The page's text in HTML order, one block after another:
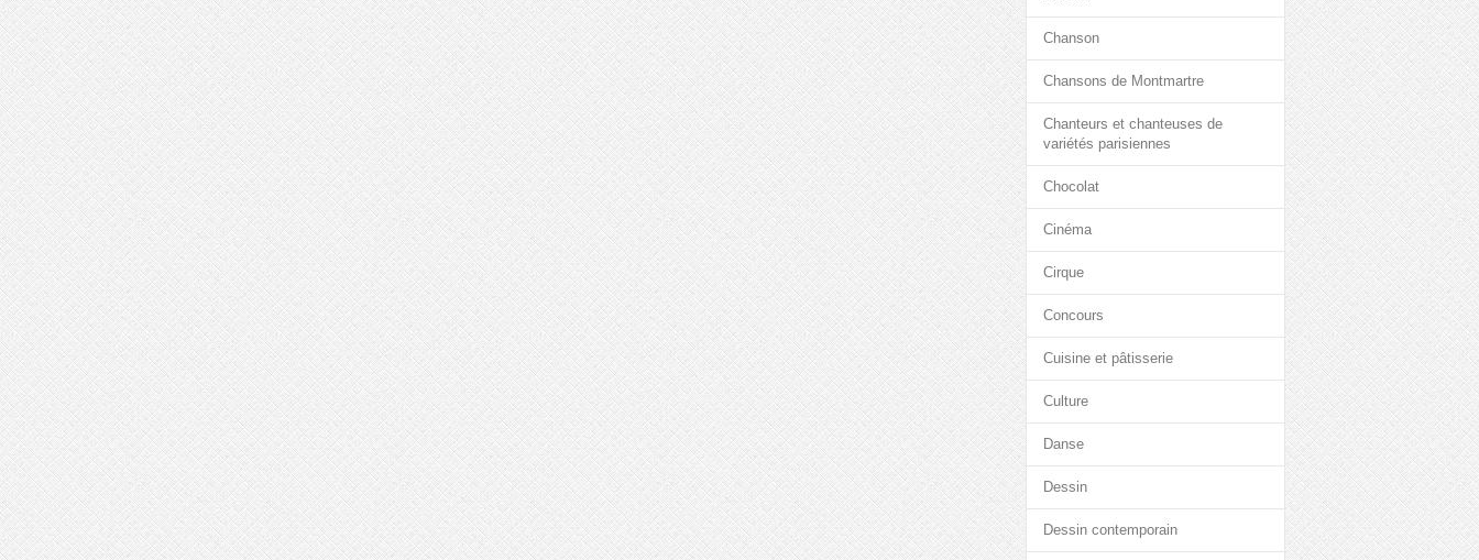
Chanson
Chansons de Montmartre
Chanteurs et chanteuses de
variétés parisiennes
Chocolat
Cinéma
Cirque
Concours
Cuisine et pâtisserie
Culture
Danse
Dessin
Dessin contemporain